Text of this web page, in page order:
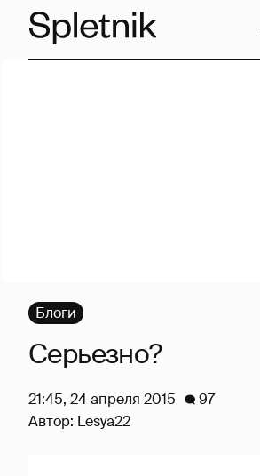
Блоги
Серьезно?
21:45, 24 апреля 2015
97
Автор: Lesya22